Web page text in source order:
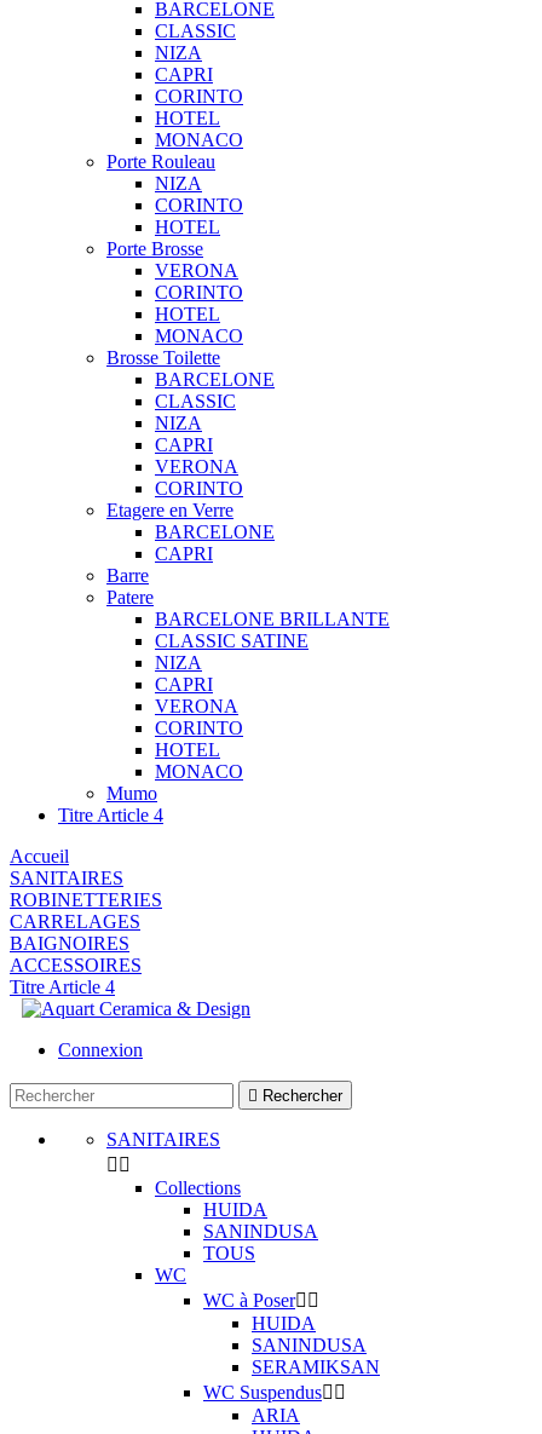
BARCELONE
CLASSIC
NIZA
CAPRI
CORINTO
HOTEL
MONACO
Porte Rouleau
NIZA
CORINTO
HOTEL
Porte Brosse
VERONA
CORINTO
HOTEL
MONACO
Brosse Toilette
BARCELONE
CLASSIC
NIZA
CAPRI
VERONA
CORINTO
Etagere en Verre
BARCELONE
CAPRI
Barre
Patere
BARCELONE BRILLANTE
CLASSIC SATINE
NIZA
CAPRI
VERONA
CORINTO
HOTEL
MONACO
Mumo
Titre Article 4
Accueil
SANITAIRES
ROBINETTERIES
CARRELAGES
BAIGNOIRES
ACCESSOIRES
Titre Article 4
Connexion
 Rechercher
SANITAIRES
 
Collections
HUIDA
SANINDUSA
TOUS
WC
WC à Poser 
HUIDA
SANINDUSA
SERAMIKSAN
WC Suspendus 
ARIA